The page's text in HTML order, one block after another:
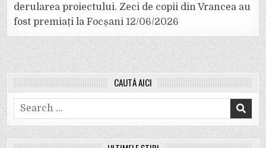
derularea proiectului. Zeci de copii din Vrancea au
fost premiați la Focșani 12/06/2026
CAUTĂ AICI
Search
for: